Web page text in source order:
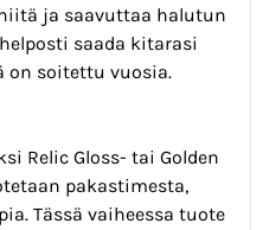
ja saavuttaa halutun
saada kitarasi
on soitettu vuosia.
Relic Gloss- tai Golden
pakastimesta,
Tässä vaiheessa tuote